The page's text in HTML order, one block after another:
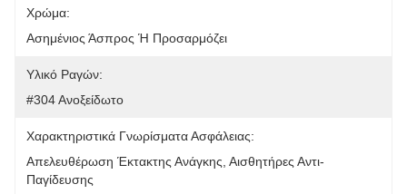
Χρώμα:
Ασημένιος Άσπρος Ή Προσαρμόζει
Υλικό Ραγών:
#304 Ανοξείδωτο
Χαρακτηριστικά Γνωρίσματα Ασφάλειας:
Απελευθέρωση Έκτακτης Ανάγκης, Αισθητήρες Αντι-
Παγίδευσης